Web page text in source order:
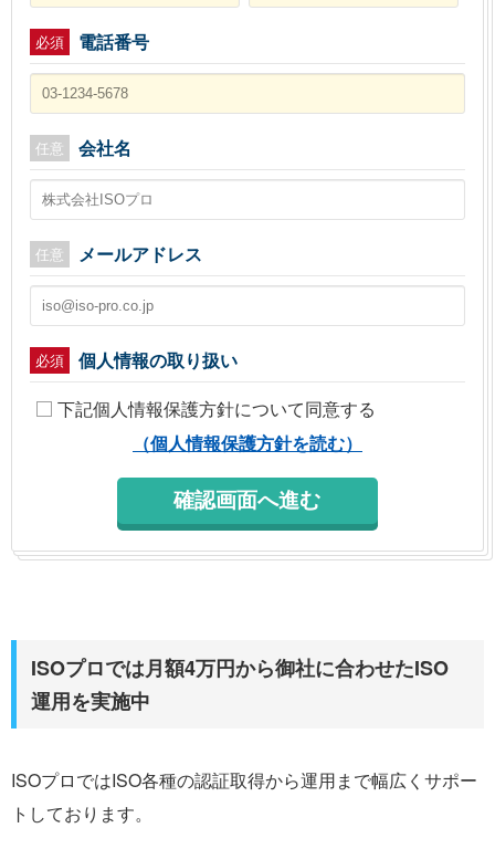
必須 電話番号
任意 会社名
任意 メールアドレス
必須
個人情報の取り扱い
下記個人情報保護方針について同意する
（個人情報保護方針を読む）
ISOプロでは月額4万円から御社に合わせたISO
運用を実施中
ISOプロではISO各種の認証取得から運用まで幅広くサポー
トしております。